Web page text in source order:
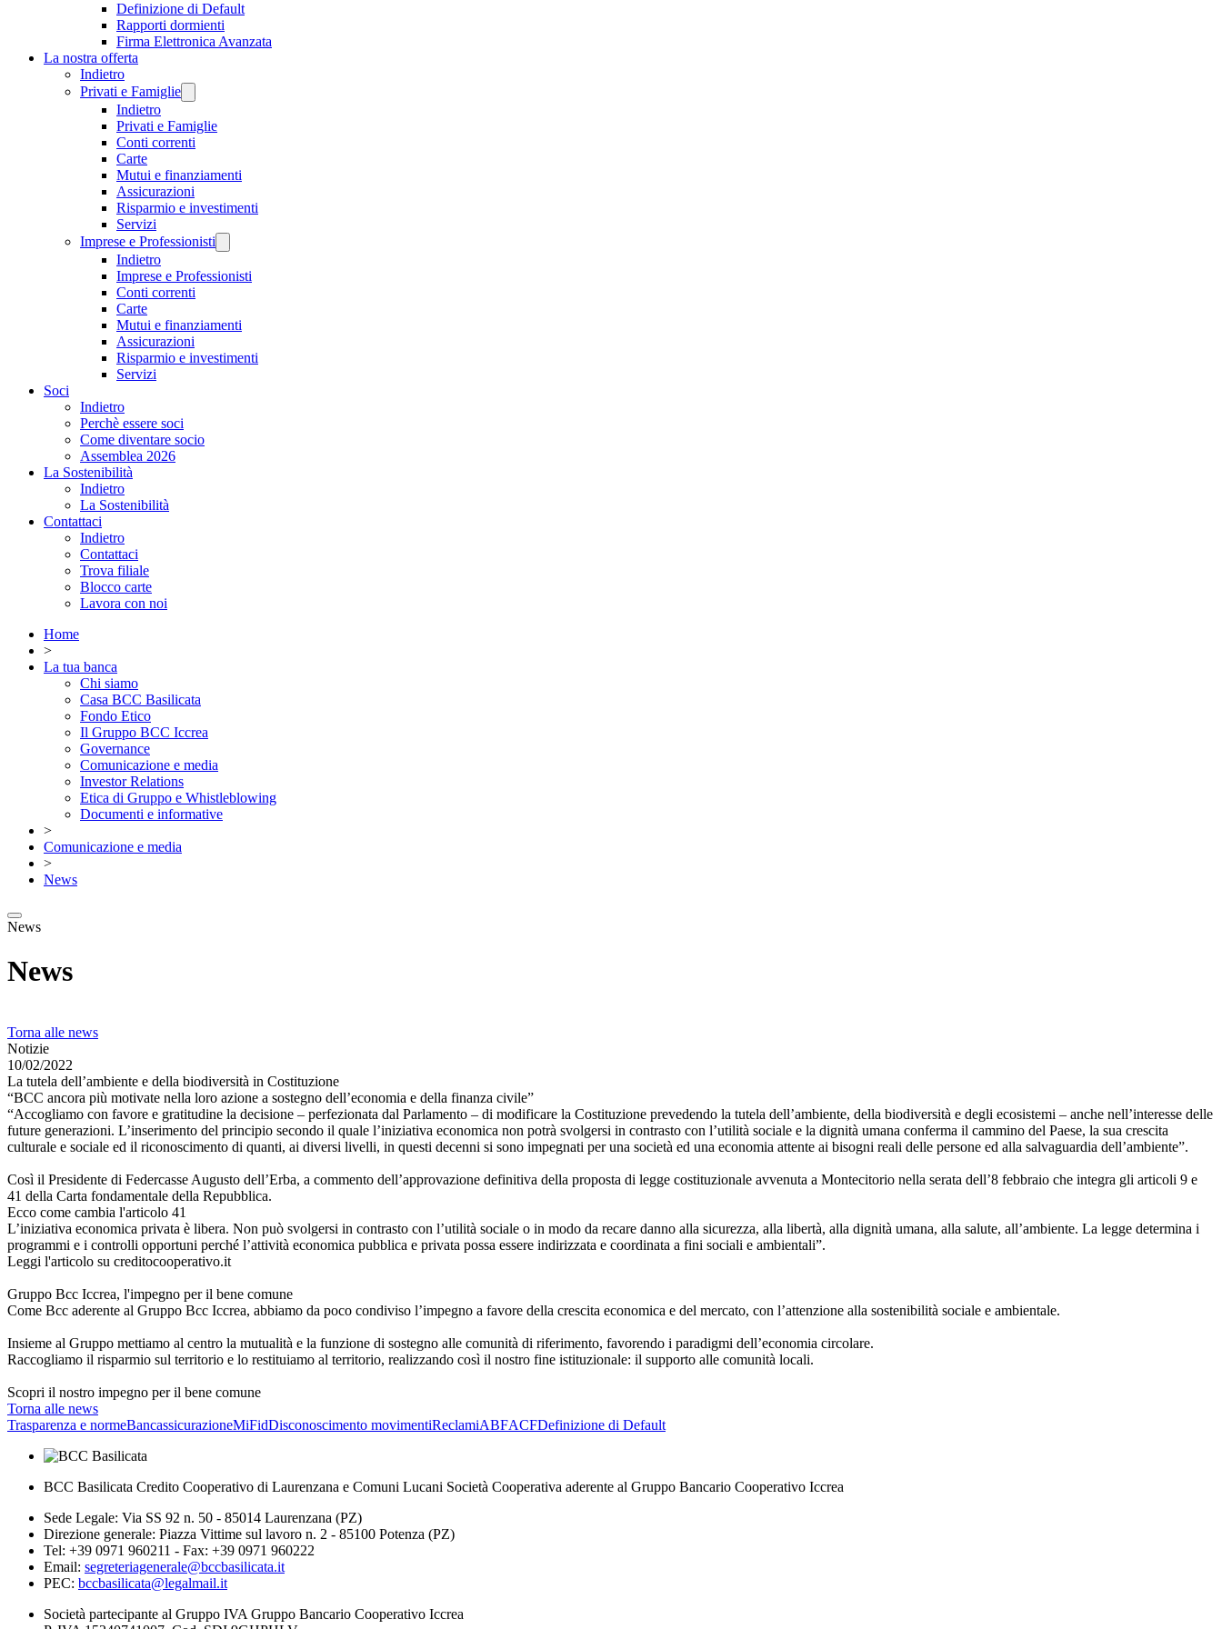
Definizione di Default
Rapporti dormienti
Firma Elettronica Avanzata
La nostra offerta
Indietro
Privati e Famiglie
Indietro
Privati e Famiglie
Conti correnti
Carte
Mutui e finanziamenti
Assicurazioni
Risparmio e investimenti
Servizi
Imprese e Professionisti
Indietro
Imprese e Professionisti
Conti correnti
Carte
Mutui e finanziamenti
Assicurazioni
Risparmio e investimenti
Servizi
Soci
Indietro
Perchè essere soci
Come diventare socio
Assemblea 2026
La Sostenibilità
Indietro
La Sostenibilità
Contattaci
Indietro
Contattaci
Trova filiale
Blocco carte
Lavora con noi
Home
>
La tua banca
Chi siamo
Casa BCC Basilicata
Fondo Etico
Il Gruppo BCC Iccrea
Governance
Comunicazione e media
Investor Relations
Etica di Gruppo e Whistleblowing
Documenti e informative
>
Comunicazione e media
>
News
News
News
Torna alle news
Notizie
10/02/2022
La tutela dell’ambiente e della biodiversità in Costituzione
“BCC ancora più motivate nella loro azione a sostegno dell’economia e della finanza civile”
“Accogliamo con favore e gratitudine la decisione – perfezionata dal Parlamento – di modificare la Costituzione prevedendo la tutela dell’ambiente, della biodiversità e degli ecosistemi – anche nell’interesse delle
future generazioni. L’inserimento del principio secondo il quale l’iniziativa economica non potrà svolgersi in contrasto con l’utilità sociale e la dignità umana conferma il cammino del Paese, la sua crescita
culturale e sociale ed il riconoscimento di quanti, ai diversi livelli, in questi decenni si sono impegnati per una società ed una economia attente ai bisogni reali delle persone ed alla salvaguardia dell’ambiente”.
Così il Presidente di Federcasse Augusto dell’Erba, a commento dell’approvazione definitiva della proposta di legge costituzionale avvenuta a Montecitorio nella serata dell’8 febbraio che integra gli articoli 9 e
41 della Carta fondamentale della Repubblica.
Ecco come cambia l'articolo 41
L’iniziativa economica privata è libera. Non può svolgersi in contrasto con l’utilità sociale o in modo da recare danno alla sicurezza, alla libertà, alla dignità umana, alla salute, all’ambiente. La legge determina i
programmi e i controlli opportuni perché l’attività economica pubblica e privata possa essere indirizzata e coordinata a fini sociali e ambientali”.
Leggi l'articolo su creditocooperativo.it
Gruppo Bcc Iccrea, l'impegno per il bene comune
Come Bcc aderente al Gruppo Bcc Iccrea, abbiamo da poco condiviso l’impegno a favore della crescita economica e del mercato, con l’attenzione alla sostenibilità sociale e ambientale.
Insieme al Gruppo mettiamo al centro la mutualità e la funzione di sostegno alle comunità di riferimento, favorendo i paradigmi dell’economia circolare.
Raccogliamo il risparmio sul territorio e lo restituiamo al territorio, realizzando così il nostro fine istituzionale: il supporto alle comunità locali.
Scopri il nostro impegno per il bene comune
Torna alle news
Trasparenza e normeBancassicurazioneMiFidDisconoscimento movimentiReclamiABFACFDefinizione di Default
BCC Basilicata Credito Cooperativo di Laurenzana e Comuni Lucani Società Cooperativa aderente al Gruppo Bancario Cooperativo Iccrea
Sede Legale: Via SS 92 n. 50 - 85014 Laurenzana (PZ)
Direzione generale: Piazza Vittime sul lavoro n. 2 - 85100 Potenza (PZ)
Tel: +39 0971 960211 - Fax: +39 0971 960222
Email: segreteriagenerale@bccbasilicata.it
PEC: bccbasilicata@legalmail.it
Società partecipante al Gruppo IVA Gruppo Bancario Cooperativo Iccrea